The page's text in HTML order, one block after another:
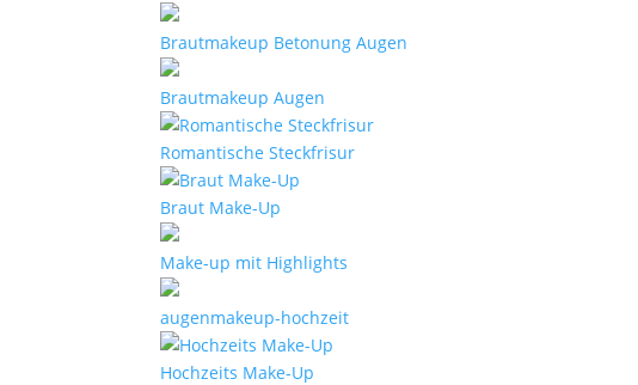
Brautmakeup Betonung Augen
Brautmakeup Augen
Romantische Steckfrisur
Braut Make-Up
Make-up mit Highlights
augenmakeup-hochzeit
Hochzeits Make-Up